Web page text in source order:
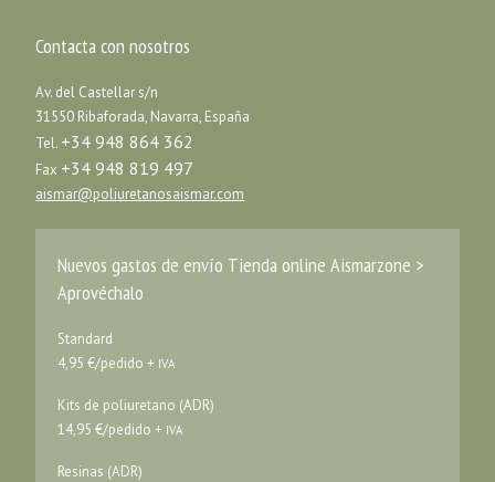
Contacta con nosotros
Av. del Castellar s/n
31550 Ribaforada, Navarra, España
Tel. +34 948 864 362
Fax +34 948 819 497
aismar@poliuretanosaismar.com
Nuevos gastos de envío Tienda online Aismarzone >
Aprovéchalo
Standard
4,95 €/pedido + IVA
Kits de poliuretano (ADR)
14,95 €/pedido + IVA
Resinas (ADR)